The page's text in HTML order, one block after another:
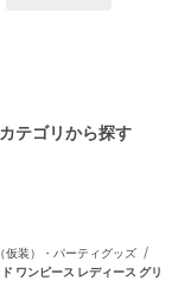
テゴリから探す
仮装）・パーティグッズ /
ワンピース レディース グリ